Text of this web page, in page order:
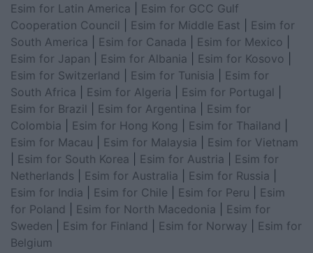
Esim for Latin America
Esim for GCC Gulf
Cooperation Council
Esim for Middle East
Esim for
South America
Esim for Canada Esim for Mexico
Esim for Japan
Esim for Albania Esim for Kosovo
Esim for Switzerland
Esim for Tunisia
Esim for
South Africa
Esim for Algeria Esim for Portugal
Esim for Brazil
Esim for Argentina
Esim for
Colombia
Esim for Hong Kong Esim for Thailand
Esim for Macau
Esim for Malaysia
Esim for Vietnam
Esim for South Korea Esim for Austria
Esim for
Netherlands
Esim for Australia Esim for Russia
Esim for India
Esim for Chile Esim for Peru
Esim
for Poland
Esim for North Macedonia
Esim for
Sweden
Esim for Finland Esim for Norway
Esim for
Belgium